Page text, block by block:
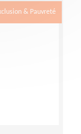
& Pauvreté